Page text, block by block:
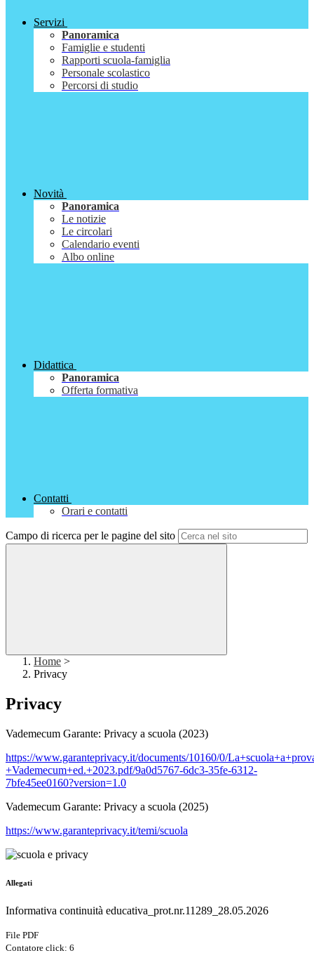
Servizi
Panoramica
Famiglie e studenti
Rapporti scuola-famiglia
Personale scolastico
Percorsi di studio
Novità
Panoramica
Le notizie
Le circolari
Calendario eventi
Albo online
Didattica
Panoramica
Offerta formativa
Contatti
Orari e contatti
Campo di ricerca per le pagine del sito
Home >
Privacy
Privacy
Vademecum Garante: Privacy a scuola (2023)
https://www.garanteprivacy.it/documents/10160/0/
+Vademecum+ed.+2023.pdf/9a0d5767-6dc3-35fe-6312-
7bfe45ee0160?version=1.0
Vademecum Garante: Privacy a scuola (2025)
https://www.garanteprivacy.it/temi/scuola
Allegati
Informativa continuità educativa_prot.nr.11289_28.05.2026
File PDF
Contatore click: 6